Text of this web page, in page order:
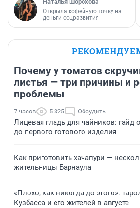
Наталья Шорохова
Открыла кофейную точку на
деньги соцразвития
Почему у томатов
листья — три причины и
проблемы
7 часов 5 325 Обсудить
Лицевая гладь для чайников: гайд
до первого готового изделия
Как приготовить хачапури —
жительницы Барнаула
«Плохо, как никогда до этого»:
Кузбасса и его жителей в августе